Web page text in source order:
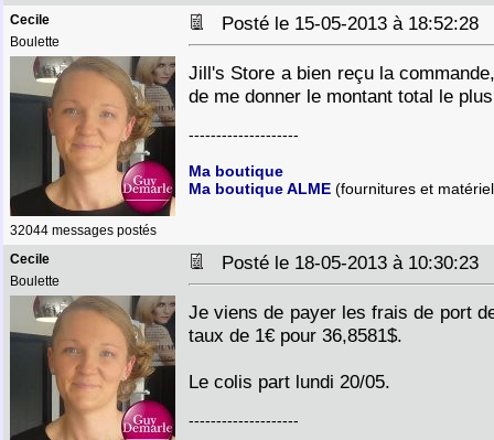
Cecile
Boulette
32044 messages postés
Posté le 15-05-2013 à 18:52:28
Jill's Store a bien reçu la
de me donner le montant total le
--------------------
Ma boutique
Ma boutique ALME (fournitures et
Cecile
Boulette
Posté le 18-05-2013 à 10:30:23
Je viens de payer les frais de port
taux de 1€ pour 36,8581$.
Le colis part lundi 20/05.
--------------------